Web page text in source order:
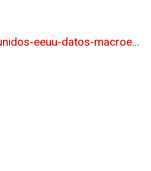
eeuu-datos-macroe...